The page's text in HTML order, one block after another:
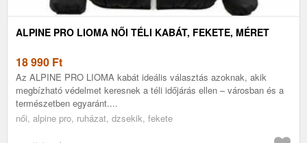
ALPINE PRO LIOMA NŐI TÉLI KABÁT, FEKETE, MÉRET
18 990 Ft
Az ALPINE PRO LIOMA kabát ideális választás azoknak, akik
megbízható védelmet keresnek a téli időjárás ellen – városban és a
természetben egyaránt....
női, alpine pro, ruházat, dzsekik, fekete